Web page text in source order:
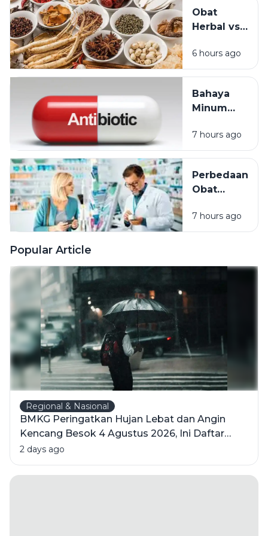
Tidak Boleh
Dipinjamkan?
Deskripsi
Obat
Herbal vs
Medis:
Perbedaan,
dan Kapan
Sebaiknya
6 hours ago
Bahaya
Minum
Sembarangan:
Penyebab
Antibiotik
yang Wajib
7 hours ago
Perbedaan
Obat
Obat
Bebas
Aman
7 hours ago
Popular Article
Regional & Nasional
BMKG Peringatkan Hujan Lebat dan Angin
Kencang Besok 4 Agustus 2026, Ini Daftar
Wilayahnya
2 days ago